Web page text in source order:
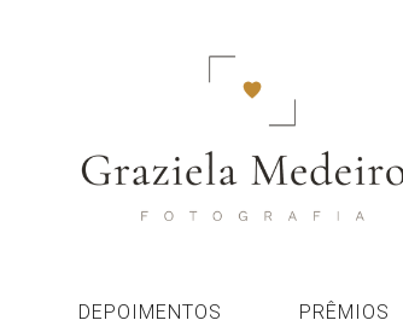
DEPOIMENTOS PRÊMIOS